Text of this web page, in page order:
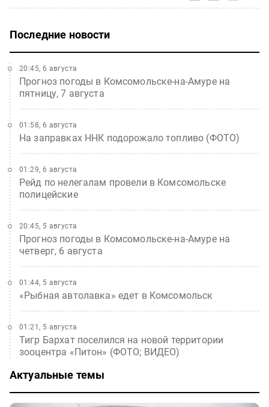
Последние новости
Прогноз погоды в Комсомольске-на-Амуре на
пятницу, 7 августа
20:45, 6 августа
На заправках ННК подорожало топливо (ФОТО)
01:58, 6 августа
Рейд по нелегалам провели в Комсомольске
полицейские
01:29, 6 августа
Прогноз погоды в Комсомольске-на-Амуре на
четверг, 6 августа
20:45, 5 августа
«Рыбная автолавка» едет в Комсомольск
01:44, 5 августа
Тигр Бархат поселился на новой территории
зооцентра «Питон» (ФОТО; ВИДЕО)
01:21, 5 августа
Актуальные темы